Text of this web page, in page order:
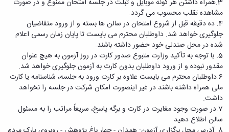
برنامه
راهبردی
دانشگاه
نقشه
دانشگاه
ساختار
سازمانی
سازمان
دانشگاه
ریاست
معاونت
تکمیلی
پسا
دکترا
استعدادهای
درخشان
دانشجویان
غیرایرانی
مهمانی
و
انتقال
حمایت‌های
تحصیلی
دفتر
ارتباط
با
صنعت
پردیس
علم
و
فناوری
مراکز
تحقیقات
و فناوری
پژوهشکده
اصلی
مهندسی
کشاورزی
شیمی
و
علوم
نفت
علوم
انسانی
و
معماری
رفاهی
پرسنل
اداره
رفاه
کارکنان
مهمانسرای
دانشگاه
رفاهی
دانشجویان
امور
دانشجویان
اعضای
هیأت
علمی
کارکنان
دانشجویان
فارغ
التحصیلان
فوق
برنامه
فعالیت‌های
دانشجویی
انجمن‌های
علمی
پایگاه
خبری
بسنا
پیشخوان
مشاهده تقلب محسوب می گردد.
4. ده دقیقه قبل از شروع امتحان در سالن ها بسته و از ورود متقاضیان
جلوگیری خواهد شد. داوطلبان محترم می بایست تا پایان زمان رسمی اعلام
شده در محل صندلی خود حضور داشته باشند.
5. با توجه به تأکید وزارت متبوع صدور کارت در روز آزمون به هیچ عنوان
مقدور نبوده و از ورود داوطلبان بدون کارت به آزمون جلوگیری خواهد شد.
6.داوطلبان محترم می بایست علاوه بر کارت ورود به جلسه، شناسنامه یا کارت
ملی همراه داشته باشند در غیر اینصورت امکان شرکت در جلسه را نخواهد
داشت.
7.در صورت وجود مغایرت در کارت و برگه پاسخ، سریعاً مراتب را به مسئول
سالن اطلاع دهید